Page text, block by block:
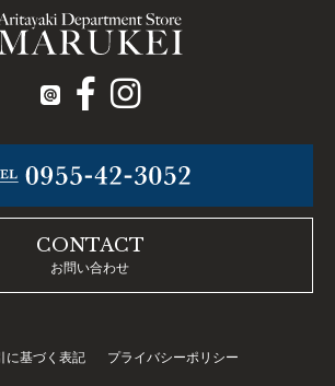
CONTACT
お問い合わせ
に基づく表記 プライバシーポリシー